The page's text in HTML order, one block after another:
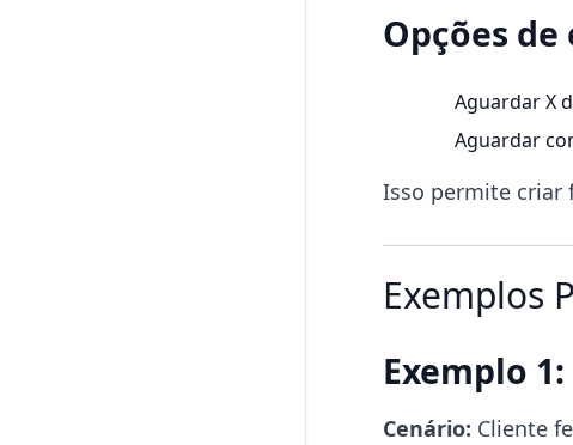
Opções
Aguardar X
Aguardar
Isso permite criar
Exemplos
Exemplo
Cenário: Cliente